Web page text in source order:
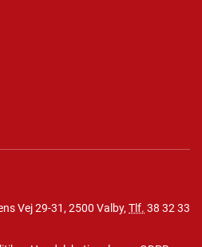
Vej 29-31, 2500 Valby, Tlf. 38 32 33